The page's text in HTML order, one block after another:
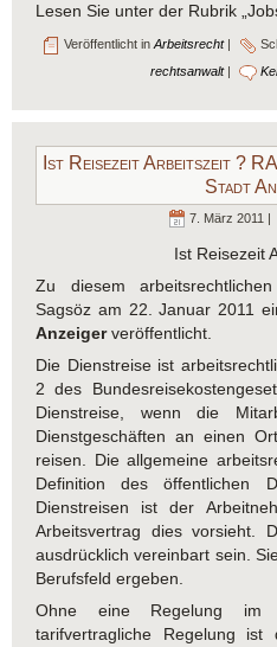
Lesen Sie unter der Rubrik
Veröffentlicht inArbeitsrecht|
rechtsanwalt|
Ist Reisezeit Arbeitszeit ?
Stadt
7. März 2011 |
Ist Reisezeit
Zu diesem
Sagsöz am 22. Januar 2011
Anzeigerveröffentlicht.
Die Dienstreise ist
2 des
Dienstreise, wenn die
Dienstgeschäften an einen
reisen. Die allgemeine
Definition des öffentlichen
Dienstreisen ist der
Arbeitsvertrag dies vorsieht.
ausdrücklich vereinbart sein.
Berufsfeld ergeben.
Ohne eine Regelung im
tarifvertragliche Regelung ist